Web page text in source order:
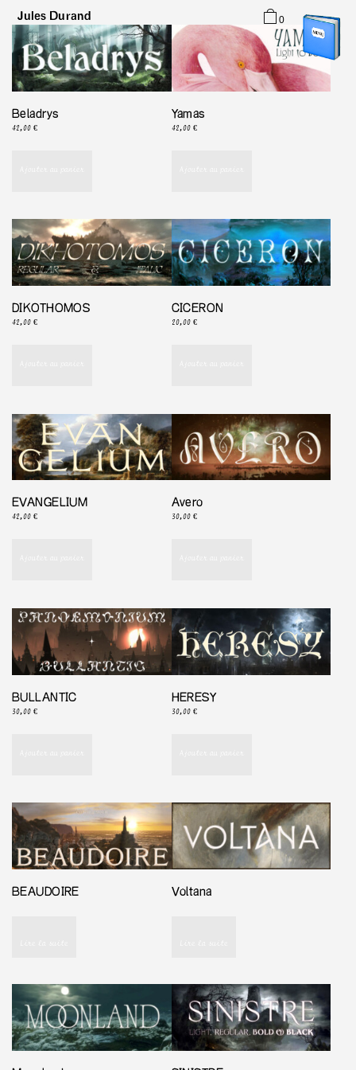
Typefaces
Graphic Design
About
Jules Durand 0
Beladrys
42,00 €
Yamas
42,00 €
DIKOTHOMOS
42,00 €
CICERON
20,00 €
EVANGELIUM
42,00 €
Avero
30,00 €
BULLANTIC
30,00 €
HERESY
30,00 €
BEAUDOIRE Voltana